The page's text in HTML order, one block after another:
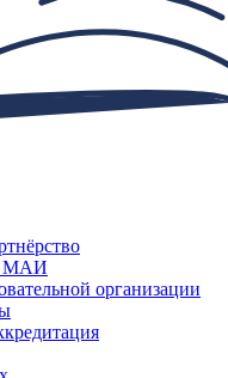
МАИ
организации